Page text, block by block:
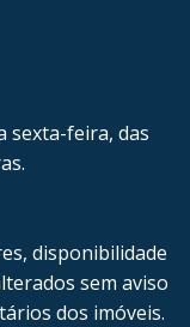
sexta-feira, das
disponibilidade
sem aviso
dos imóveis.